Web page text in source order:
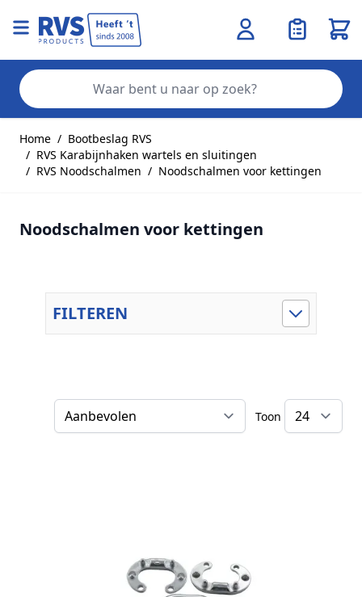
Home / Bootbeslag RVS
/ RVS Karabijnhaken wartels en sluitingen
/ RVS Noodschalmen / Noodschalmen voor kettingen
Noodschalmen voor kettingen
FILTEREN
Sorteer op
Toon